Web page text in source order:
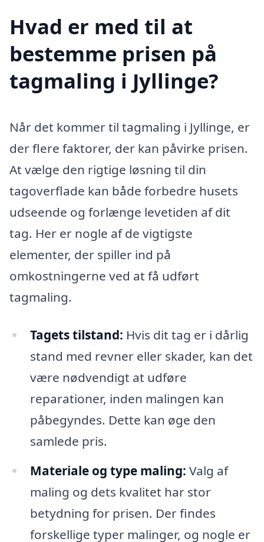
Hvad er med til at
bestemme prisen på
tagmaling i Jyllinge?
Når det kommer til tagmaling i Jyllinge, er
der flere faktorer, der kan påvirke prisen.
At vælge den rigtige løsning til din
tagoverflade kan både forbedre husets
udseende og forlænge levetiden af dit
tag. Her er nogle af de vigtigste
elementer, der spiller ind på
omkostningerne ved at få udført
tagmaling.
Tagets tilstand: Hvis dit tag er i dårlig
stand med revner eller skader, kan det
være nødvendigt at udføre
reparationer, inden malingen kan
påbegyndes. Dette kan øge den
samlede pris.
Materiale og type maling: Valg af
maling og dets kvalitet har stor
betydning for prisen. Der findes
forskellige typer malinger, og nogle er